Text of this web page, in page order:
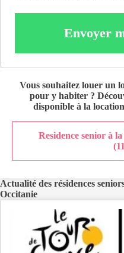
Envoyer
Vous souhaitez louer un
pour y habiter ?
disponible à la
Residence senior à
Actualité des résidences
Occitanie